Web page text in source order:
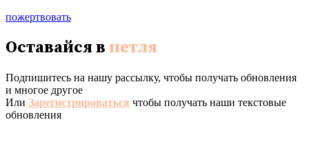
пожертвовать
Оставайся в петля
Подпишитесь на нашу рассылку, чтобы получать обновления
и многое другое
Или Зарегистрироваться чтобы получать наши текстовые
обновления